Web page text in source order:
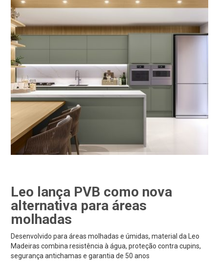
Leo lança PVB como nova
alternativa para áreas
molhadas
Desenvolvido para áreas molhadas e úmidas, material da Leo
Madeiras combina resistência à água, proteção contra cupins,
segurança antichamas e garantia de 50 anos